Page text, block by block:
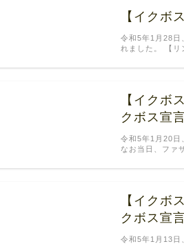
【イクボ
令和5年1月28日
れました。 【
【イクボ
クボス宣
令和5年1月20日
なお当日、ファ
【イクボ
クボス宣
令和5年1月13日